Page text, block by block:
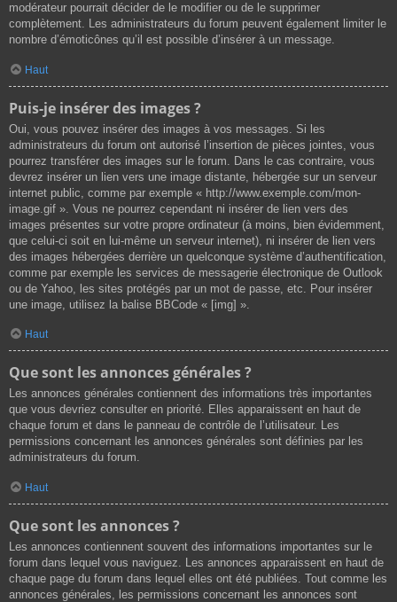
modérateur pourrait décider de le modifier ou de le supprimer
complètement. Les administrateurs du forum peuvent également limiter le
nombre d’émoticônes qu’il est possible d’insérer à un message.
Haut
Puis-je insérer des images ?
Oui, vous pouvez insérer des images à vos messages. Si les
administrateurs du forum ont autorisé l’insertion de pièces jointes, vous
pourrez transférer des images sur le forum. Dans le cas contraire, vous
devrez insérer un lien vers une image distante, hébergée sur un serveur
internet public, comme par exemple « http://www.exemple.com/mon-
image.gif ». Vous ne pourrez cependant ni insérer de lien vers des
images présentes sur votre propre ordinateur (à moins, bien évidemment,
que celui-ci soit en lui-même un serveur internet), ni insérer de lien vers
des images hébergées derrière un quelconque système d’authentification,
comme par exemple les services de messagerie électronique de Outlook
ou de Yahoo, les sites protégés par un mot de passe, etc. Pour insérer
une image, utilisez la balise BBCode « [img] ».
Haut
Que sont les annonces générales ?
Les annonces générales contiennent des informations très importantes
que vous devriez consulter en priorité. Elles apparaissent en haut de
chaque forum et dans le panneau de contrôle de l’utilisateur. Les
permissions concernant les annonces générales sont définies par les
administrateurs du forum.
Haut
Que sont les annonces ?
Les annonces contiennent souvent des informations importantes sur le
forum dans lequel vous naviguez. Les annonces apparaissent en haut de
chaque page du forum dans lequel elles ont été publiées. Tout comme les
annonces générales, les permissions concernant les annonces sont